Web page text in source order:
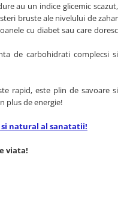
au un indice glicemic scazut,
bruste ale nivelului de zahar
cu diabet sau care doresc
de carbohidrati complecsi si
rapid, este plin de savoare si
plus de energie!
si natural al sanatatii!
viata!